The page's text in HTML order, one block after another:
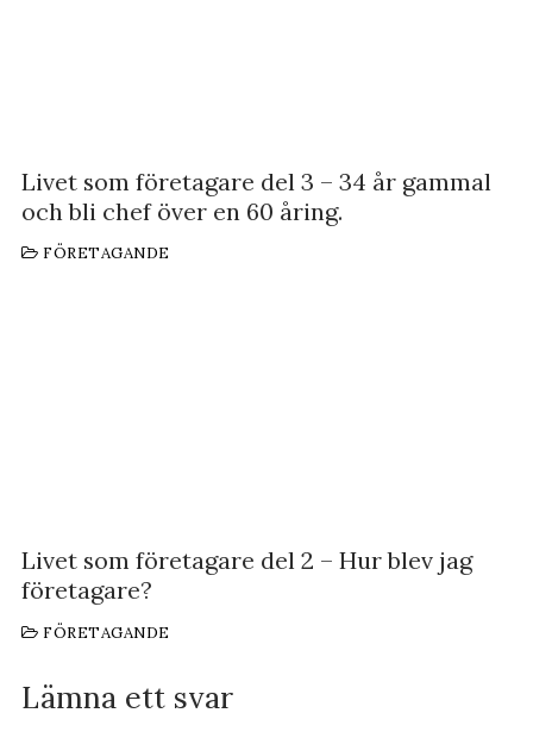
Livet som företagare del 3 – 34 år gammal
och bli chef över en 60 åring.
FÖRETAGANDE
Livet som företagare del 2 – Hur blev jag
företagare?
FÖRETAGANDE
Lämna ett svar